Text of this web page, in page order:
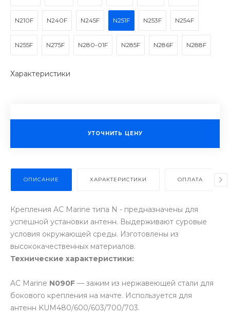
N210F N240F N245F N251F N253F N254F
N255F N275F N280-01F N285F N286F N288F
Характеристики
УТОЧНИТЬ ЦЕНУ
ОПИСАНИЕ ХАРАКТЕРИСТИКИ ОПЛАТА
Крепления AC Marine типа N - предназначены для
успешной установки антенн. Выдерживают суровые
условия окружающей среды. Изготовлены из
высококачественных материалов.
Технические характеристики:
AC Marine N090F — зажим из нержавеющей стали для
бокового крепления на мачте. Используется для
антенн KUM480/600/603/700/703.